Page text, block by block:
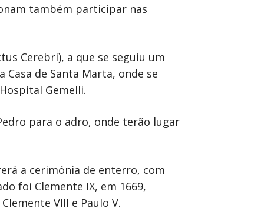
também participar nas
Cerebri), a que se seguiu um
Casa de Santa Marta, onde se
Gemelli.
para o adro, onde terão lugar
a cerimónia de enterro, com
foi Clemente IX, em 1669,
VIII e Paulo V.